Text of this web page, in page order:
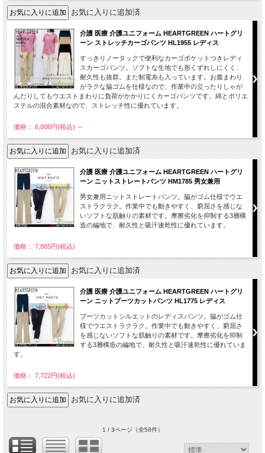
お気に入りに追加済
介護 医療 介護ユニフォーム HEARTGREEN ハートグリ
ーン ストレッチカーゴパンツ HL1955 レディス
すっきりノータックで便利なカーゴポケットつきレディ
スカーゴパンツ。ソフトな生地でも形くずれしにくく、
耐久性も抜群。また制電糸も入っています。お腹まわり
がラクな脇ゴムを仕様なので、作業中の立ったりしゃが
んだりしてもウエストまわりに負荷がかかりにくカーゴパンツです。綿とポリエ
ステルの混合素材なので、ストレッチ性に優れています。
価格： 6,006円(税込) ～
お気に入りに追加済
介護 医療 介護ユニフォーム HEARTGREEN ハートグリ
ーン ニットストレートパンツ HM1785 男女兼用
男女兼用ニットストレートパンツ。脇がゴム仕様でウエ
ストラクラク。作業中でも動きやすく、窮屈さを感じな
いソフトな肌触りの素材です。摩擦劣化を抑制する3層構
造の編地で、耐久性と吸汗速乾性に優れています。
価格： 7,865円(税込)
お気に入りに追加済
介護 医療 介護ユニフォーム HEARTGREEN ハートグリ
ーン ニットブーツカットパンツ HL1775 レディス
ブーツカットシルエットのレディスパンツ。脇がゴム仕
様でウエストラクラク。作業中でも動きやすく、窮屈さ
を感じないソフトな肌触りの素材です。摩擦劣化を抑制
する3層構造の編地で、耐久性と吸汗速乾性に優れていま
す。
価格： 7,722円(税込)
お気に入りに追加済
1 / 3ページ（全58件）